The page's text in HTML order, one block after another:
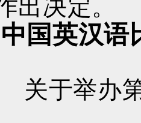
出决定。
中国英汉语
关于举办